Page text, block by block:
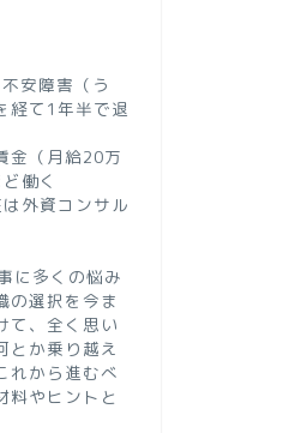
安障害（う
経て1年半で退
金（月給20万
働く
外資コンサル
に多くの悩み
の選択を今ま
て、全く思い
とか乗り越え
れから進むべ
料やヒントと